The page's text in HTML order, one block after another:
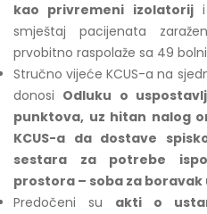
kao privremeni izolatoriji
smještaj pacijenata
prvobitno raspolaže sa 49
Stručno vijeće KCUS-a na
donosi Odluku o
punktova, uz hitan nalog
KCUS-a da dostave
sestara za potrebe
prostora – soba za boravak
Predočeni su akti o